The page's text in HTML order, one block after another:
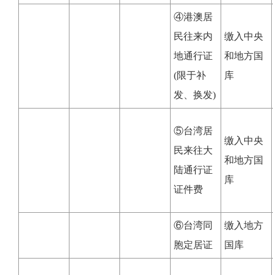
④港澳居
民往来内
地通行证
(限于补
发、换发)
缴入中央
和地方国
库
⑤台湾居
民来往大
陆通行证
证件费
缴入中央
和地方国
库
⑥台湾同
胞定居证
缴入地方
国库